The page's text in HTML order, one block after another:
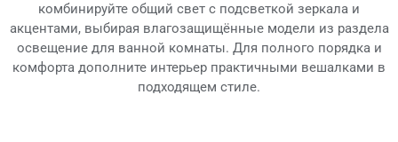
комбинируйте общий свет с подсветкой зеркала и
акцентами, выбирая влагозащищённые модели из раздела
освещение для ванной комнаты. Для полного порядка и
комфорта дополните интерьер практичными вешалками в
подходящем стиле.